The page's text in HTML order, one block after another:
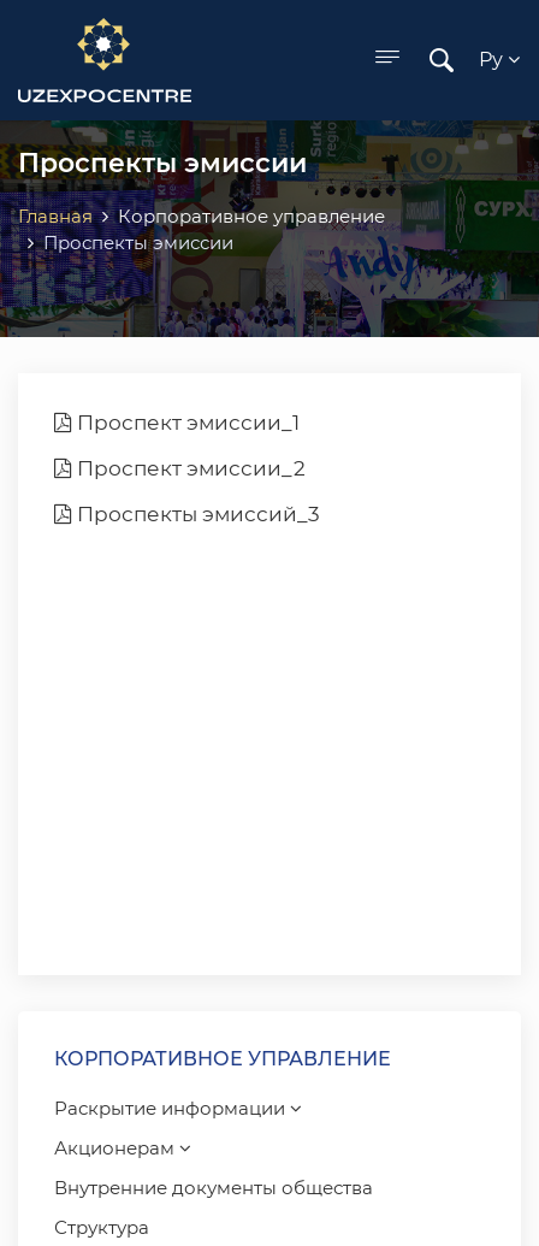
menu
Ру
Проспекты эмиссии
Главная
Корпоративное управление
Проспекты эмиссии
Проспект эмиссии_1
Проспект эмиссии_2
Проспекты эмиссий_3
КОРПОРАТИВНОЕ УПРАВЛЕНИЕ
Раскрытие информации
Акционерам
Внутренние документы общества
Структура